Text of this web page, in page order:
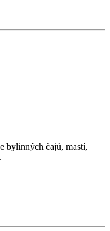
bylinných čajů, mastí,